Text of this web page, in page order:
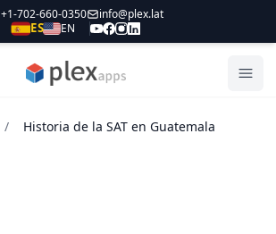
+1-702-660-0350 info@plex.lat
ES EN
PLEXapps
/ Historia de la SAT en Guatemala